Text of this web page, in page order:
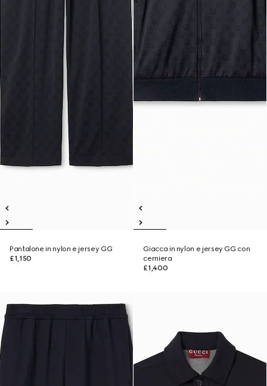
Pantalone in nylon e jersey GG
£1,150
Giacca in nylon e jersey GG con
cerniera
£1,400